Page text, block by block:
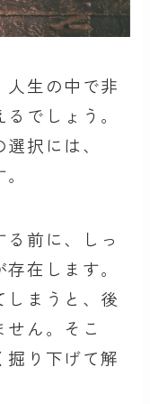
人生の中で非
でしょう。
択には、
前に、しっ
在します。
しまうと、後
ん。そこ
掘り下げて解